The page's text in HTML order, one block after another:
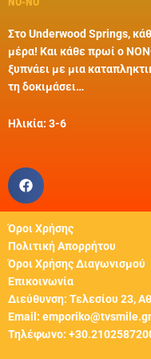
Στο Underwood Springs,
μέρα! Και κάθε πρωί ο
ξυπνάει με μια
τη δοκιμάσει…
Ηλικία: 3-6
Όροι Χρήσης
Πολιτική Απορρήτου
Όροι Χρήσης Διαγωνισμού
Επικοινωνία
Διεύθυνση: Τελεσίου 23,
Email: emporiko@tvsmile.gr
Τηλέφωνο: